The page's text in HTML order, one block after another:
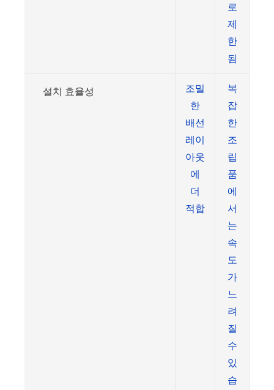
로
제
한
됨
설치 효율성
조밀
한
배선
레이
아웃
에
더
적합
복
잡
한
조
립
품
에
서
는
속
도
가
느
려
질
수
있
습